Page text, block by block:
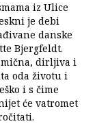
iz Ulice
je debi
danske
Bjergfeldt.
dirljiva i
oda životu i
i s čime
će vatromet